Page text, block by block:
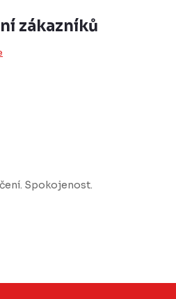
zákazníků
Spokojenost.